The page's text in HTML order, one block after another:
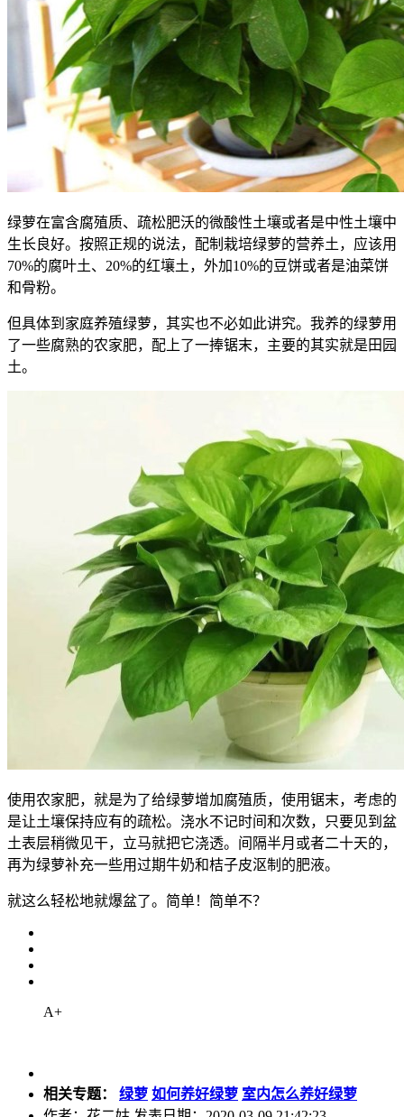
绿萝在富含腐殖质、疏松肥沃的微酸性土壤或者是中性土壤中
生长良好。按照正规的说法，配制栽培绿萝的营养土，应该用
70%的腐叶土、20%的红壤土，外加10%的豆饼或者是油菜饼
和骨粉。
但具体到家庭养殖绿萝，其实也不必如此讲究。我养的绿萝用
了一些腐熟的农家肥，配上了一捧锯末，主要的其实就是田园
土。
使用农家肥，就是为了给绿萝增加腐殖质，使用锯末，考虑的
是让土壤保持应有的疏松。浇水不记时间和次数，只要见到盆
土表层稍微见干，立马就把它浇透。间隔半月或者二十天的，
再为绿萝补充一些用过期牛奶和桔子皮沤制的肥液。
就这么轻松地就爆盆了。简单！简单不？
A+
相关专题： 绿萝 如何养好绿萝 室内怎么养好绿萝